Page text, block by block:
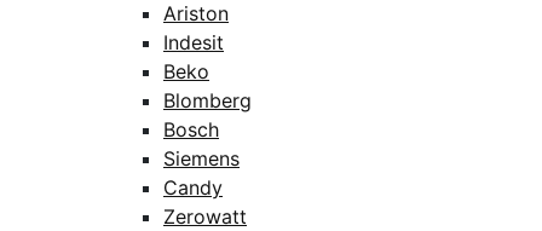
Ariston
Indesit
Beko
Blomberg
Bosch
Siemens
Candy
Zerowatt